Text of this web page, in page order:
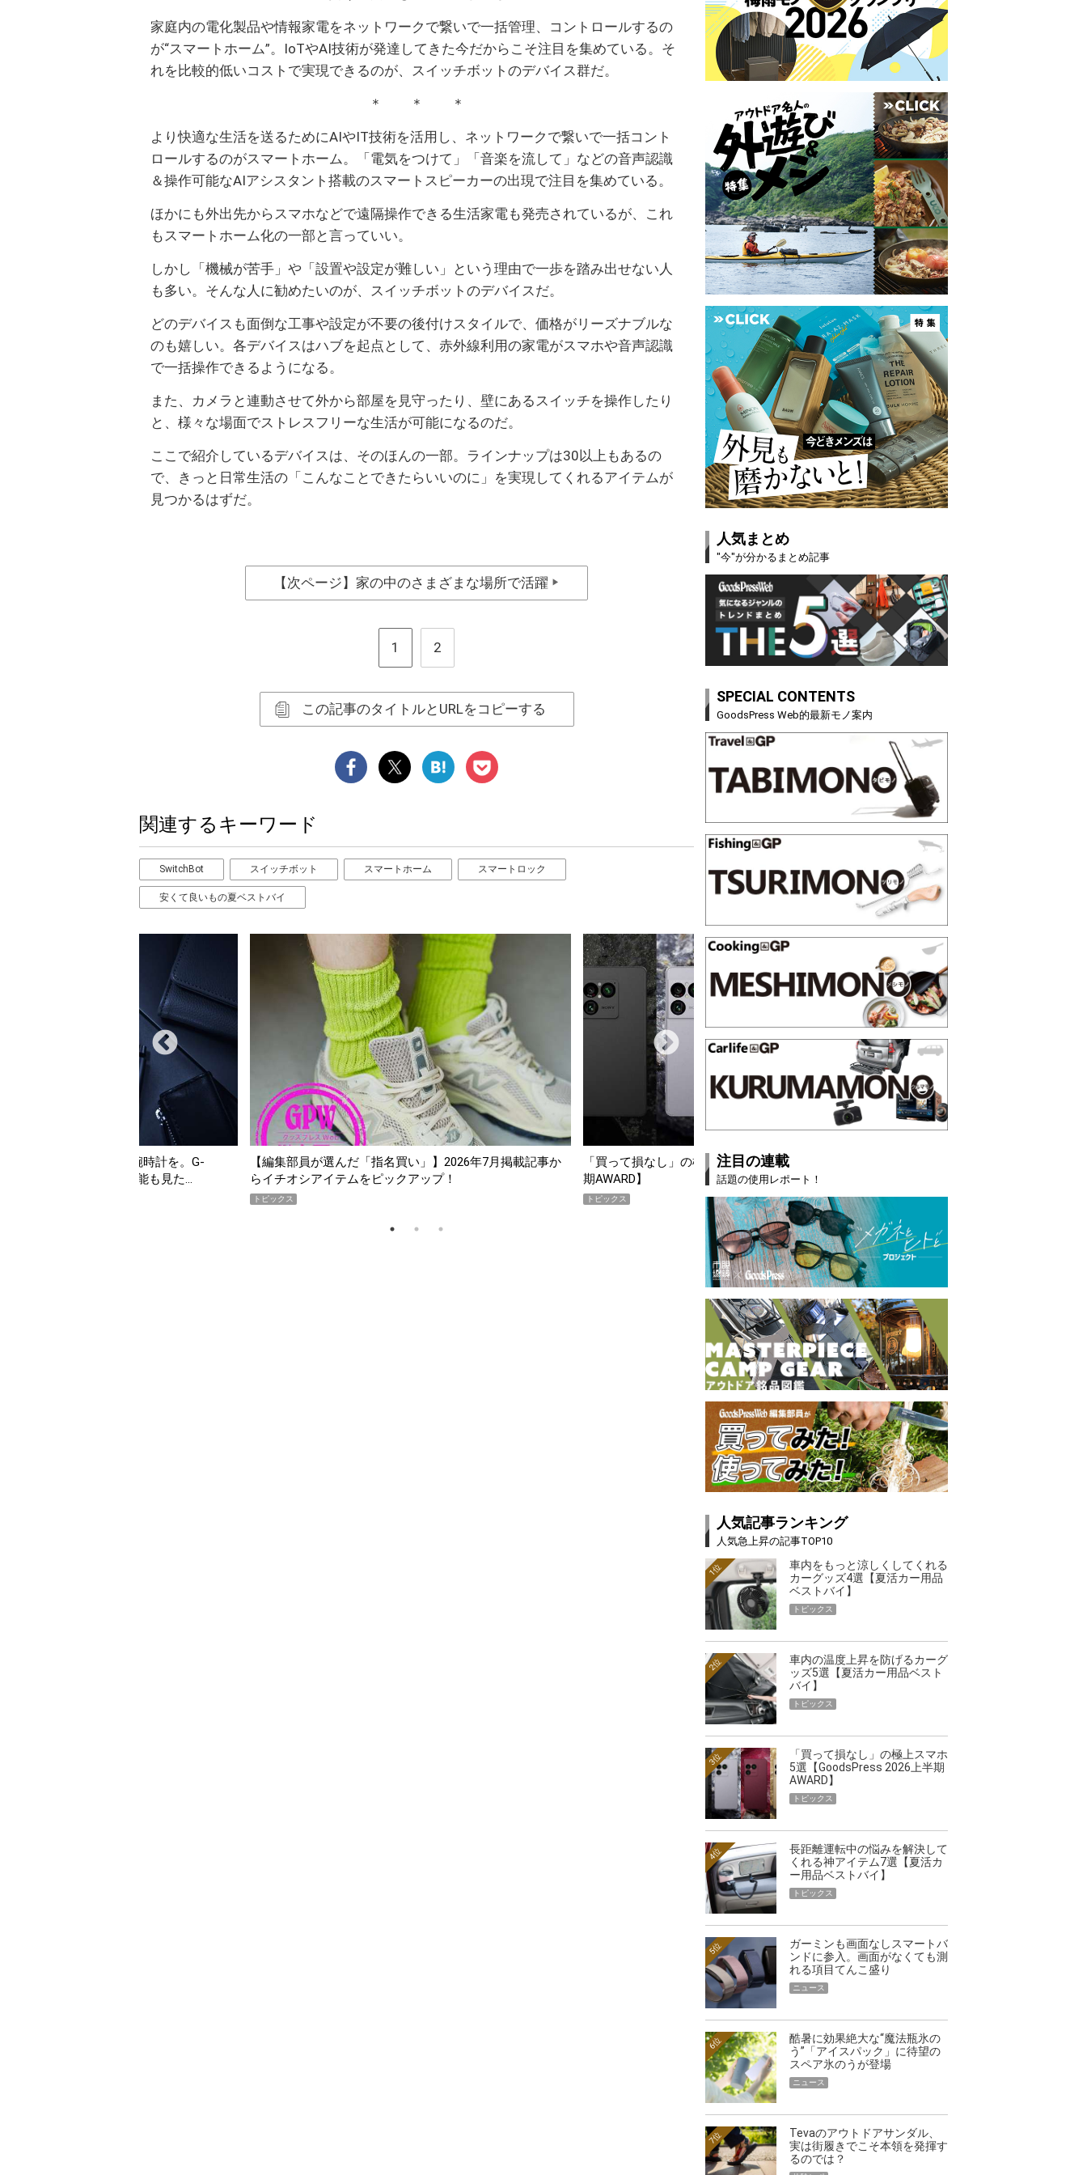
家庭内の電化製品や情報家電をネットワークで繋いで一括管理、コントロールするの
が“スマートホーム”。IoTやAI技術が発達してきた今だからこそ注目を集めている。そ
れを比較的低いコストで実現できるのが、スイッチボットのデバイス群だ。
＊ ＊ ＊
より快適な生活を送るためにAIやIT技術を活用し、ネットワークで繋いで一括コント
ロールするのがスマートホーム。「電気をつけて」「音楽を流して」などの音声認識
＆操作可能なAIアシスタント搭載のスマートスピーカーの出現で注目を集めている。
ほかにも外出先からスマホなどで遠隔操作できる生活家電も発売されているが、これ
もスマートホーム化の一部と言っていい。
しかし「機械が苦手」や「設置や設定が難しい」という理由で一歩を踏み出せない人
も多い。そんな人に勧めたいのが、スイッチボットのデバイスだ。
どのデバイスも面倒な工事や設定が不要の後付けスタイルで、価格がリーズナブルな
のも嬉しい。各デバイスはハブを起点として、赤外線利用の家電がスマホや音声認識
で一括操作できるようになる。
また、カメラと連動させて外から部屋を見守ったり、壁にあるスイッチを操作したり
と、様々な場面でストレスフリーな生活が可能になるのだ。
ここで紹介しているデバイスは、そのほんの一部。ラインナップは30以上もあるの
で、きっと日常生活の「こんなことできたらいいのに」を実現してくれるアイテムが
見つかるはずだ。
【次ページ】家の中のさまざまな場所で活躍 ▶
1 2
この記事のタイトルとURLをコピーする
関連するキーワード
SwitchBot スイッチボット スマートホーム スマートロック
安くて良いもの夏ベストバイ
“映える”タフな腕時計を。G-
」は本当に機能も見た…
【編集部員が選んだ「指名買い」】2026年7月掲載記事か
らイチオシアイテムをピックアップ！
トピックス
「買って損なし」の極上スマホ5選【GoodsPress 2026上半
期AWARD】
トピックス PR
人気まとめ
"今"が分かるまとめ記事
SPECIAL CONTENTS
GoodsPress Web的最新モノ案内
注目の連載
話題の使用レポート！
人気記事ランキング
人気急上昇の記事TOP10
車内をもっと涼しくしてくれる
カーグッズ4選【夏活カー用品
ベストバイ】
1位
トピックス
車内の温度上昇を防げるカーグ
ッズ5選【夏活カー用品ベスト
バイ】
2位
トピックス
「買って損なし」の極上スマホ
5選【GoodsPress 2026上半期
AWARD】
3位
トピックス
長距離運転中の悩みを解決して
くれる神アイテム7選【夏活カ
ー用品ベストバイ】
4位
トピックス
ガーミンも画面なしスマートバ
ンドに参入。画面がなくても測
れる項目てんこ盛り
5位
ニュース
酷暑に効果絶大な“魔法瓶氷の
う”「アイスパック」に待望の
スペア氷のうが登場
6位
ニュース
Tevaのアウトドアサンダル、
実は街履きでこそ本領を発揮す
るのでは？
7位